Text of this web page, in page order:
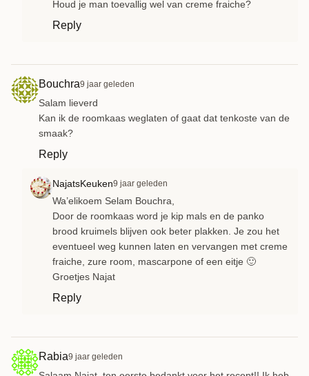
Houd je man toevallig wel van creme fraiche?
Reply
Bouchra9 jaar geleden
Salam lieverd
Kan ik de roomkaas weglaten of gaat dat tenkoste van de
smaak?
Reply
NajatsKeuken9 jaar geleden
Wa’elikoem Selam Bouchra,
Door de roomkaas word je kip mals en de panko
brood kruimels blijven ook beter plakken. Je zou het
eventueel weg kunnen laten en vervangen met creme
fraiche, zure room, mascarpone of een eitje 🙂
Groetjes Najat
Reply
Rabia9 jaar geleden